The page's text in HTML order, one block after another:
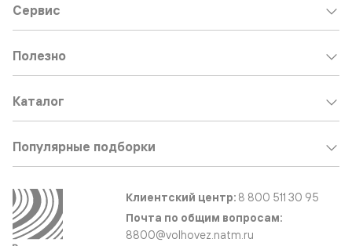
Сервис
Полезно
Каталог
Популярные подборки
Клиентский центр: 8 800 511 30 95
Почта по общим вопросам:
8800@volhovez.natm.ru